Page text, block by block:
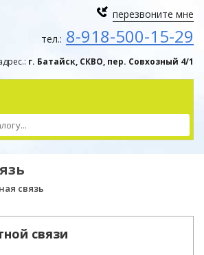
перезвоните мне
тел.: 8-918-500-15-29
г. Батайск, СКВО, пер. Совхозный 4/1
связь
связи